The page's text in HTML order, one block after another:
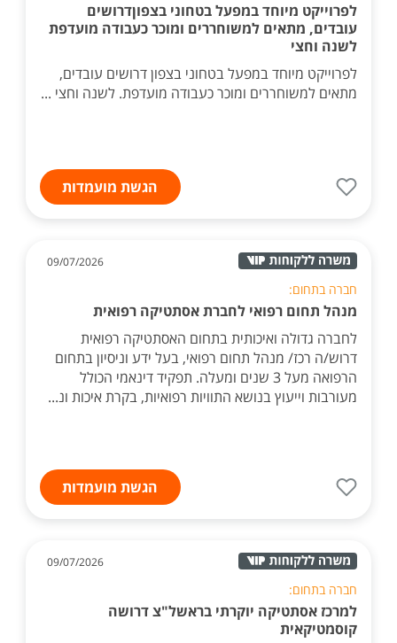
לפרוייקט מיוחד במפעל בטחוני בצפוןדרושים
עובדים, מתאים למשוחררים ומוכר כעבודה מועדפת
לשנה וחצי
לפרוייקט מיוחד במפעל בטחוני בצפון דרושים עובדים,
מתאים למשוחררים ומוכר כעבודה מועדפת. לשנה וחצי ...
הגשת מועמדות
09/07/2026
חברה בתחום:
מנהל תחום רפואי לחברת אסתטיקה רפואית
לחברה גדולה ואיכותית בתחום האסתטיקה רפואית
דרוש/ה רכז/ מנהל תחום רפואי, בעל ידע וניסיון בתחום
הרפואה מעל 3 שנים ומעלה. תפקיד דינאמי הכולל
מעורבות וייעוץ בנושא התוויות רפואיות, בקרת איכות ונ...
הגשת מועמדות
09/07/2026
חברה בתחום:
למרכז אסתטיקה יוקרתי בראשל"צ דרושה
קוסמטיקאית